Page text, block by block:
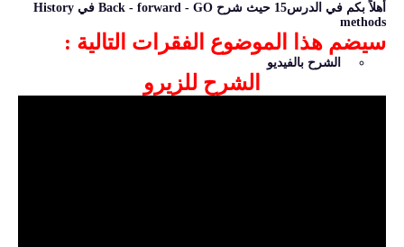
أهلاً بكم في الدرس15 حيث شرح Back - forward - GO في History
methods
سيضم هذا الموضوع الفقرات التالية :
الشرح بالفيديو
الشرح للزيرو